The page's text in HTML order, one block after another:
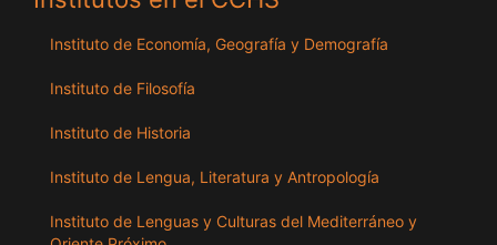
Instituto de Economía, Geografía y Demografía
Instituto de Filosofía
Instituto de Historia
Instituto de Lengua, Literatura y Antropología
Instituto de Lenguas y Culturas del Mediterráneo y